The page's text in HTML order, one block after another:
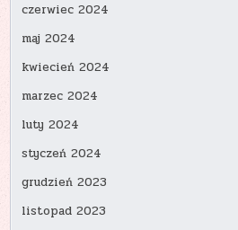
czerwiec 2024
maj 2024
kwiecień 2024
marzec 2024
luty 2024
styczeń 2024
grudzień 2023
listopad 2023